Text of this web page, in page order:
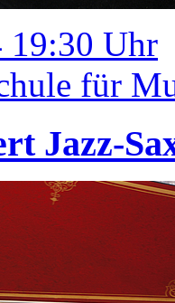
19:30 Uhr
für
Jazz-